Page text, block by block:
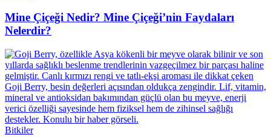
Mine Çiçeği Nedir? Mine Çiçeği’nin Faydaları
Nelerdir?
Bitkiler